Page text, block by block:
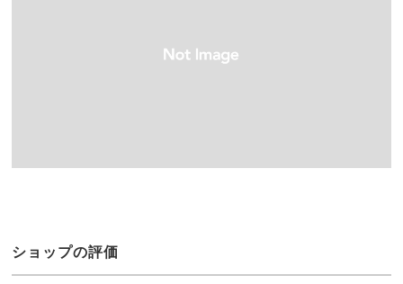
ショップの評価